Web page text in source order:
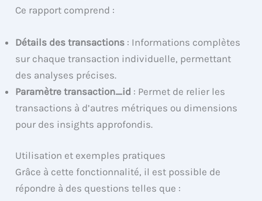
Ce rapport comprend :
Détails des transactions : Informations complètes
sur chaque transaction individuelle, permettant
des analyses précises.
Paramètre transaction_id : Permet de relier les
transactions à d’autres métriques ou dimensions
pour des insights approfondis.
Utilisation et exemples pratiques
Grâce à cette fonctionnalité, il est possible de
répondre à des questions telles que :